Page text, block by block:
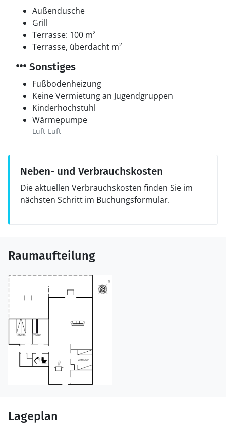
Außendusche
Grill
Terrasse: 100 m²
Terrasse, überdacht m²
Sonstiges
Fußbodenheizung
Keine Vermietung an Jugendgruppen
Kinderhochstuhl
Wärmepumpe
Luft-Luft
Neben- und Verbrauchskosten
Die aktuellen Verbrauchskosten finden Sie im
nächsten Schritt im Buchungsformular.
Raumaufteilung
Lageplan